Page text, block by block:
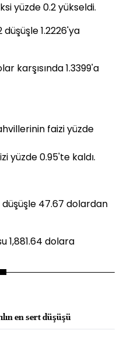
yüzde 0.2 yükseldi.
1.2226'ya
karşısında 1.3399'a
faizi yüzde
yüzde 0.95'te kaldı.
47.67 dolardan
1,881.64 dolara
en sert düşüşü